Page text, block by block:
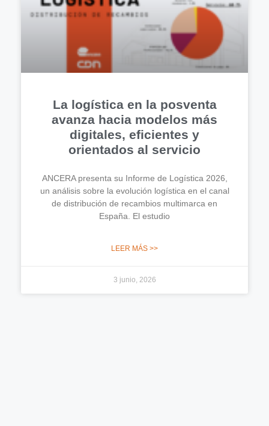
La logística en la posventa
avanza hacia modelos más
digitales, eficientes y
orientados al servicio
ANCERA presenta su Informe de Logística 2026,
un análisis sobre la evolución logística en el canal
de distribución de recambios multimarca en
España. El estudio
LEER MÁS >>
3 junio, 2026